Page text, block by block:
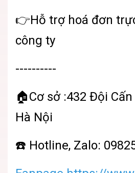
👉Hỗ trợ hoá đơn
công ty
----------
🏠Cơ sở :432 Đội
Hà Nội
☎️ Hotline, Zalo: